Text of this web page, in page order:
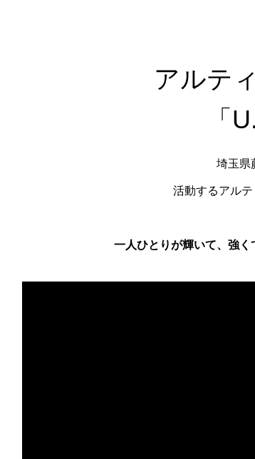
アルテ
「
埼玉県
活動するアル
一人ひとりが輝いて、 強く